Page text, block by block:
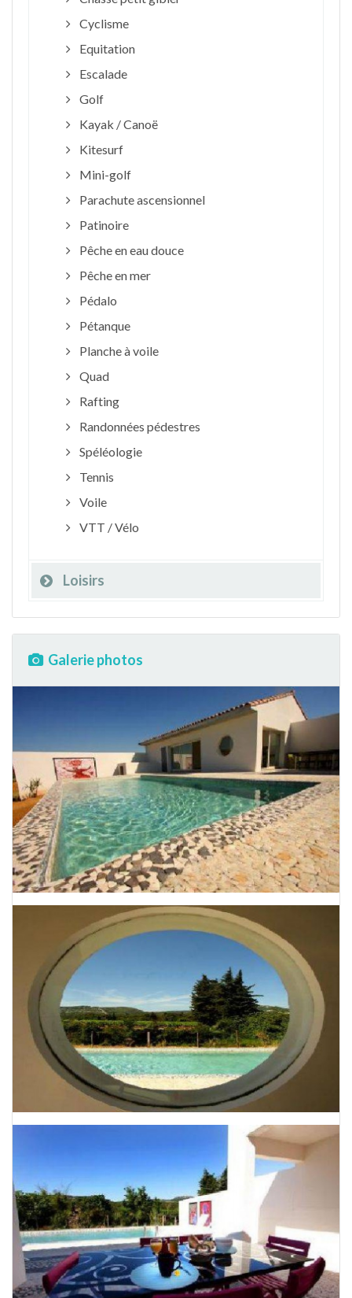
Cyclisme
Equitation
Escalade
Golf
Kayak / Canoë
Kitesurf
Mini-golf
Parachute ascensionnel
Patinoire
Pêche en eau douce
Pêche en mer
Pédalo
Pétanque
Planche à voile
Quad
Rafting
Randonnées pédestres
Spéléologie
Tennis
Voile
VTT / Vélo
Loisirs
Galerie photos